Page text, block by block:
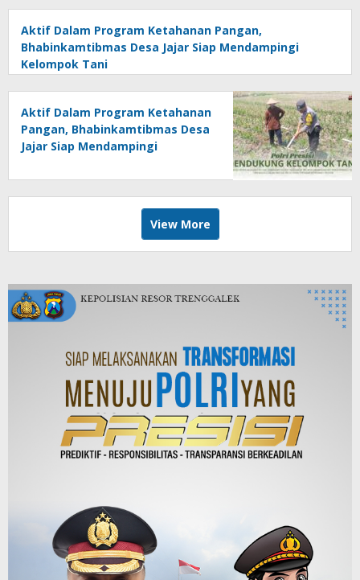
Aktif Dalam Program Ketahanan Pangan,
Bhabinkamtibmas Desa Jajar Siap Mendampingi
Kelompok Tani
Aktif Dalam Program Ketahanan
Pangan, Bhabinkamtibmas Desa
Jajar Siap Mendampingi
View More